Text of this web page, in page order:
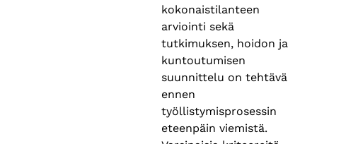
kokonaistilanteen
arviointi sekä
tutkimuksen, hoidon ja
kuntoutumisen
suunnittelu on tehtävä
ennen
työllistymisprosessin
eteenpäin viemistä.